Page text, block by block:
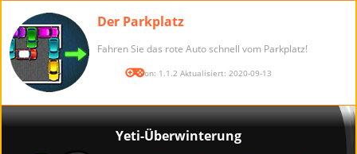
Der Parkplatz
Fahren Sie das rote Auto schnell vom Parkplatz!
Version: 1.1.2 Aktualisiert: 2020-09-13